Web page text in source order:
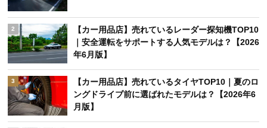
2
【カー用品店】売れているレーダー探知機TOP10
｜安全運転をサポートする人気モデルは？【2026
年6月版】
3
【カー用品店】売れているタイヤTOP10｜夏のロ
ングドライブ前に選ばれたモデルは？【2026年6
月版】